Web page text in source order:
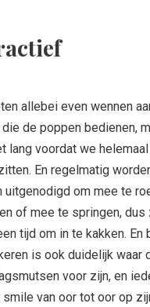
allebei even wennen
de poppen bedienen,
lang voordat we
En regelmatig
uitgenodigd om mee te
of mee te springen, dus
tijd om in te kakken. En
is ook duidelijk waar
voor zijn, en
smile van oor tot oor op